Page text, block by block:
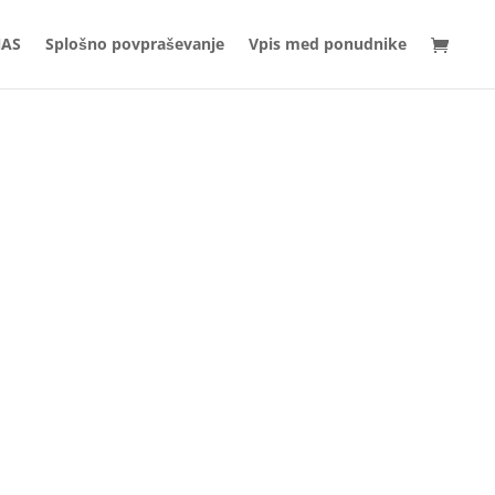
Splošno povpraševanje Vpis med ponudnike